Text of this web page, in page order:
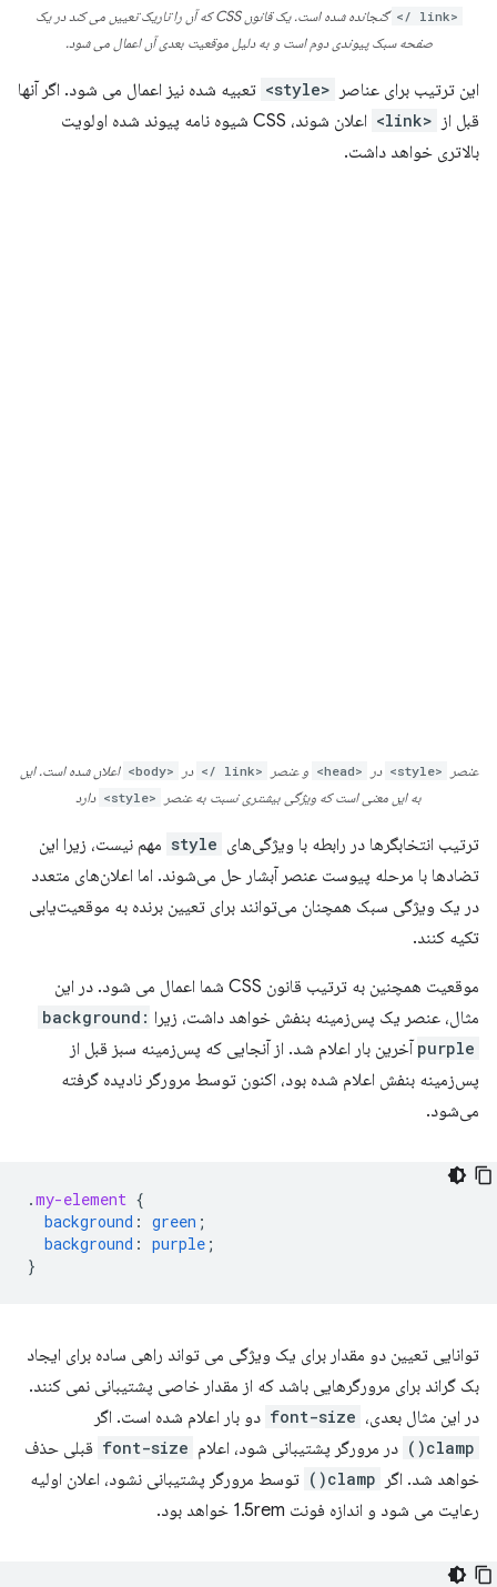
<link />
گنجانده شده است. یک قانون CSS که آن را تاریک تعیین می کند در یک
صفحه سبک پیوندی دوم است و به دلیل موقعیت بعدی آن اعمال می شود.
این ترتیب برای عناصر <style>
تعبیه شده نیز اعمال می شود. اگر آنها
قبل از <link>
اعلان شوند، CSS شیوه نامه پیوند شده اولویت
بالاتری خواهد داشت.
عنصر <style> در <head> و عنصر <link /> در <body>
اعلان شده است. این
به این معنی است که ویژگی بیشتری نسبت به عنصر
<style> دارد
ترتیب انتخابگرها در رابطه با ویژگی‌های style مهم نیست، زیرا این
تضادها با مرحله پیوست عنصر آبشار حل می‌شوند. اما اعلان‌های متعدد
در یک ویژگی سبک همچنان می‌توانند برای تعیین برنده به موقعیت‌یابی
تکیه کنند.
موقعیت همچنین به ترتیب قانون CSS شما اعمال می شود. در این
مثال، عنصر یک پس‌زمینه بنفش خواهد داشت، زیرا background:
purple آخرین بار اعلام شد. از آنجایی که پس‌زمینه سبز قبل از
پس‌زمینه بنفش اعلام شده بود، اکنون توسط مرورگر نادیده گرفته
می‌شود.
.my-element {
background : green ;
background : purple ;
}
توانایی تعیین دو مقدار برای یک ویژگی می تواند راهی ساده برای ایجاد
بک گراند برای مرورگرهایی باشد که از مقدار خاصی پشتیبانی نمی کنند.
در این مثال بعدی، font-size دو بار اعلام شده است. اگر
clamp() در مرورگر پشتیبانی شود، اعلام font-size قبلی حذف
خواهد شد. اگر
clamp()
توسط مرورگر پشتیبانی نشود، اعلان اولیه
رعایت می شود و اندازه فونت 1.5rem خواهد بود.